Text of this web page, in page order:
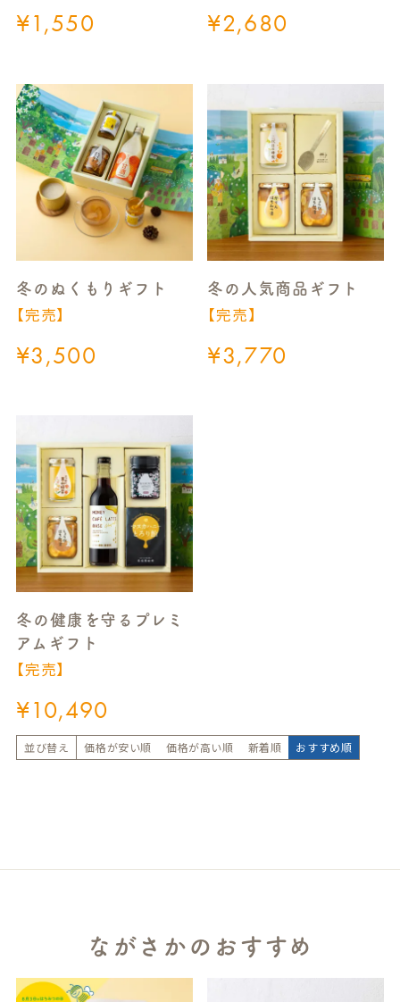
¥1,550 ¥2,680
冬のぬくもりギフト
【完売】
¥3,500
冬の人気商品ギフト
【完売】
¥3,770
冬の健康を守るプレミ
アムギフト
【完売】
¥10,490
並び替え 価格が安い順 価格が高い順 新着順 おすすめ順
ながさかのおすすめ